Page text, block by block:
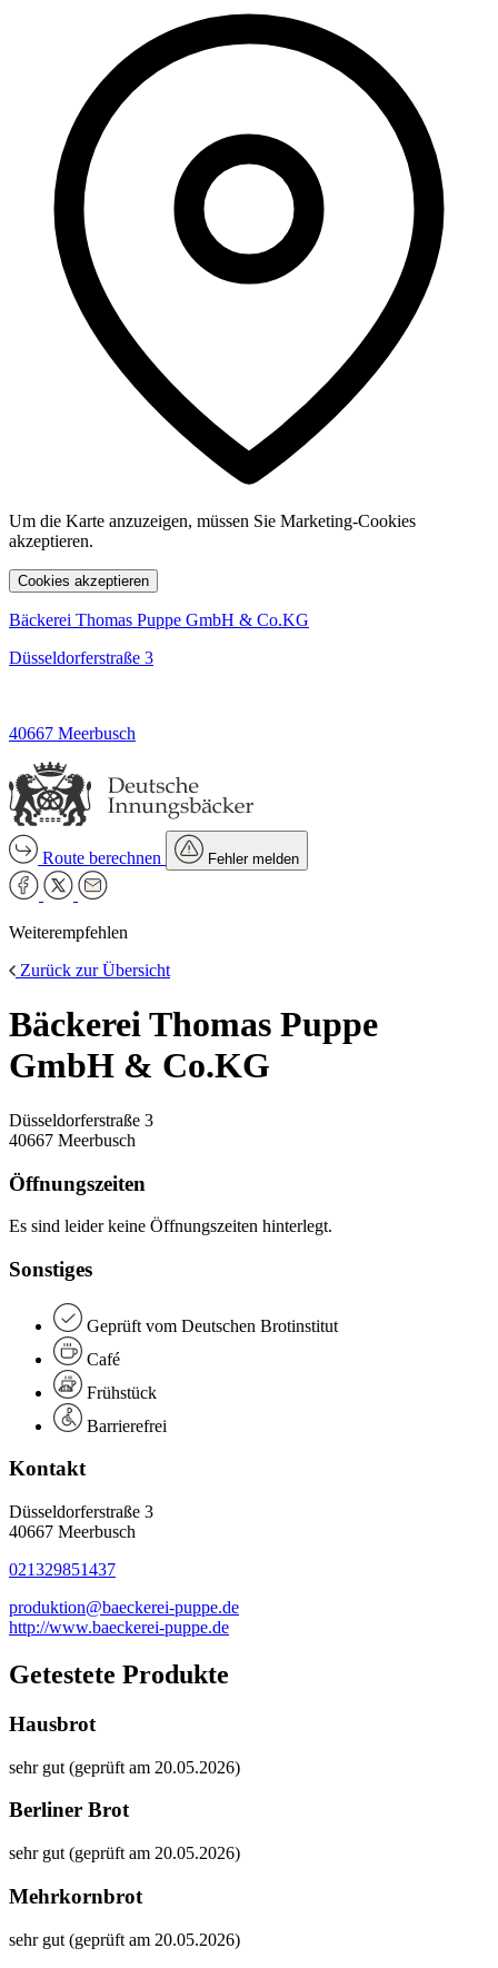
Um die Karte anzuzeigen, müssen Sie Marketing-Cookies
akzeptieren.
Cookies akzeptieren
Bäckerei Thomas Puppe GmbH & Co.KG
Düsseldorferstraße 3
40667 Meerbusch
Route berechnen Fehler melden
Weiterempfehlen
Zurück zur Übersicht
Bäckerei Thomas Puppe
GmbH & Co.KG
Düsseldorferstraße 3
40667 Meerbusch
Öffnungszeiten
Es sind leider keine Öffnungszeiten hinterlegt.
Sonstiges
Geprüft vom Deutschen Brotinstitut
Café
Frühstück
Barrierefrei
Kontakt
Düsseldorferstraße 3
40667 Meerbusch
021329851437
produktion@baeckerei-puppe.de
http://www.baeckerei-puppe.de
Getestete Produkte
Hausbrot
sehr gut (geprüft am 20.05.2026)
Berliner Brot
sehr gut (geprüft am 20.05.2026)
Mehrkornbrot
sehr gut (geprüft am 20.05.2026)